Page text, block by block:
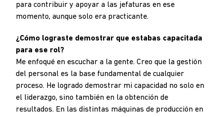
para contribuir y apoyar a las jefaturas en ese
momento, aunque solo era practicante.
¿Cómo lograste demostrar que estabas capacitada
para ese rol?
Me enfoqué en escuchar a la gente. Creo que la gestión
del personal es la base fundamental de cualquier
proceso. He logrado demostrar mi capacidad no solo en
el liderazgo, sino también en la obtención de
resultados. En las distintas máquinas de producción en